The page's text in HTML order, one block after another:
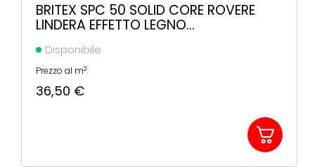
BRITEX SPC 50 SOLID CORE ROVERE
LINDERA EFFETTO LEGNO
Disponibile
Prezzo al m2:
36,50 €